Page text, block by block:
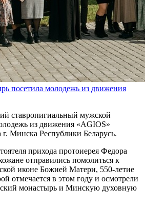
посетила молодежь из движения
ставропигиальный мужской
из движения «AGIOS»
г. Минска Республики Беларусь.
прихода протоиерея Федора
отправились помолиться к
иконе Божией Матери, 550-летие
отмечается в этом году и осмотрели
монастырь и Минскую духовную